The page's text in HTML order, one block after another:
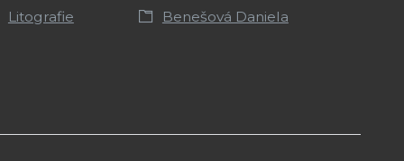
Litografie
Benešová Daniela